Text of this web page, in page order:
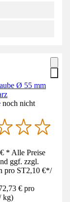
Ø 55 mm
nicht
* Alle Preise
ggf. zzgl.
pro ST2,10 €*/
€ pro
kg)